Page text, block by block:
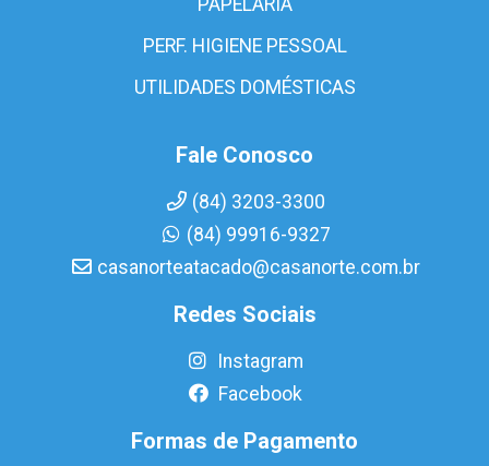
PAPELARIA
PERF. HIGIENE PESSOAL
UTILIDADES DOMÉSTICAS
Fale Conosco
(84) 3203-3300
(84) 99916-9327
casanorteatacado@casanorte.com.br
Redes Sociais
Instagram
Facebook
Formas de Pagamento